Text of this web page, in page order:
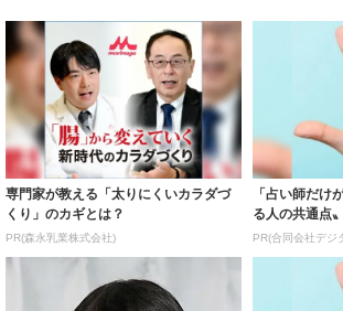
専門家が教える「太りにくいカラダづ
くり」のカギとは？
PR(森永乳業株式会社)
「占い師だけ
る人の共通点〟
PR(合同会社デジ